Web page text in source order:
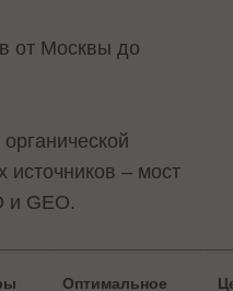
от Москвы до
источников – мост
и GEO.
Оптимальное